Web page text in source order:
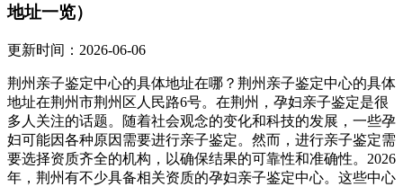
地址一览）
更新时间：2026-06-06
荆州亲子鉴定中心的具体地址在哪？荆州亲子鉴定中心的具体
地址在荆州市荆州区人民路6号。在荆州，孕妇亲子鉴定是很
多人关注的话题。随着社会观念的变化和科技的发展，一些孕
妇可能因各种原因需要进行亲子鉴定。然而，进行亲子鉴定需
要选择资质齐全的机构，以确保结果的可靠性和准确性。2026
年，荆州有不少具备相关资质的孕妇亲子鉴定中心。这些中心